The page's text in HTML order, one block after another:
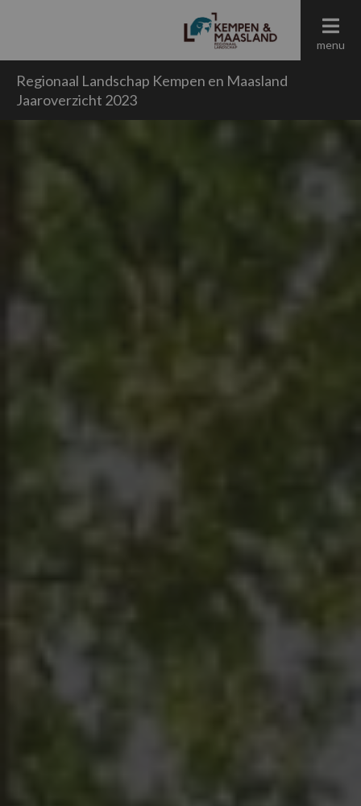
Regionaal Landschap Kempen en Maasland
Jaaroverzicht 2023
menu